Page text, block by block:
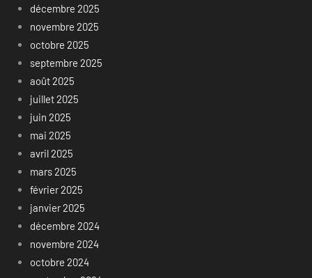
décembre 2025
novembre 2025
octobre 2025
septembre 2025
août 2025
juillet 2025
juin 2025
mai 2025
avril 2025
mars 2025
février 2025
janvier 2025
décembre 2024
novembre 2024
octobre 2024